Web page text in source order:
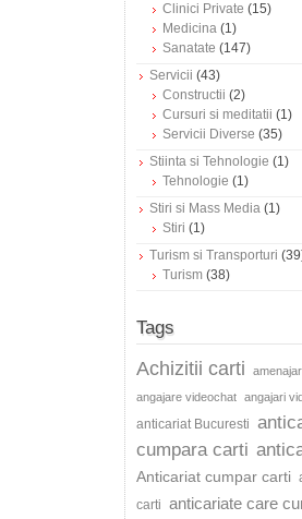
Clinici Private (15)
Medicina (1)
Sanatate (147)
Servicii (43)
Constructii (2)
Cursuri si meditatii (1)
Servicii Diverse (35)
Stiinta si Tehnologie (1)
Tehnologie (1)
Stiri si Mass Media (1)
Stiri (1)
Turism si Transporturi
Turism (38)
Tags
Achizitii carti
angajare videochat angajari
anticariat Bucuresti
cumpara carti
Anticariat cumpar carti
carti anticariate care